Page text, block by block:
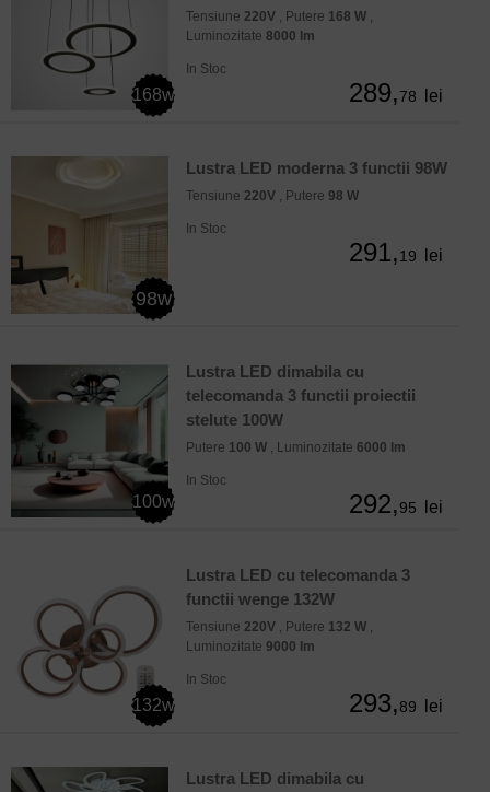
168w
Tensiune 220V , Putere 168 W ,
Luminozitate 8000 lm
In Stoc
289,78 lei
98w
Lustra LED moderna 3 functii 98W
Tensiune 220V , Putere 98 W
In Stoc
291,19 lei
100w
Lustra LED dimabila cu
telecomanda 3 functii proiectii
stelute 100W
Putere 100 W , Luminozitate 6000 lm
In Stoc
292,95 lei
132w
Lustra LED cu telecomanda 3
functii wenge 132W
Tensiune 220V , Putere 132 W ,
Luminozitate 9000 lm
In Stoc
293,89 lei
Lustra LED dimabila cu